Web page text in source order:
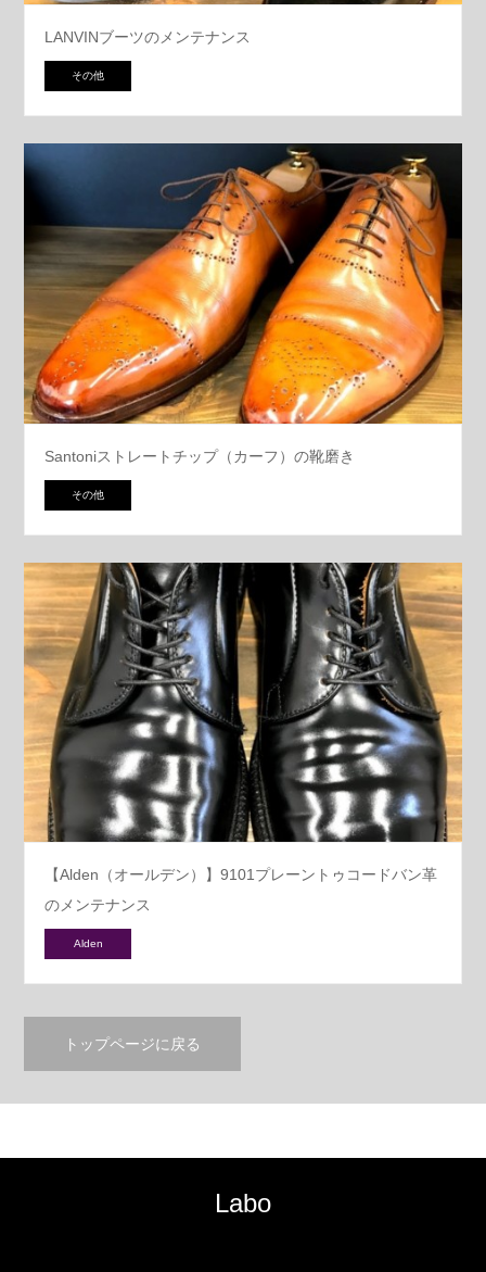
LANVINブーツのメンテナンス
その他
Santoniストレートチップ（カーフ）の靴磨き
その他
【Alden（オールデン）】9101プレーントゥコードバン革
のメンテナンス
Alden
トップページに戻る
Labo